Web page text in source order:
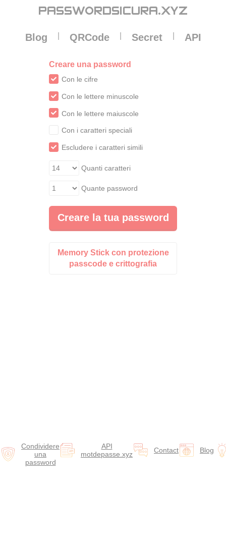
PASSWORDSICURA.XYZ
Blog QRCode Secret API
Creare una password
Con le cifre
Con le lettere minuscole
Con le lettere maiuscole
Con i caratteri speciali
Escludere i caratteri simili
Quanti caratteri
Quante password
Memory Stick con protezione
passcode e crittografia
Condividere
una
password
API
motdepasse.xyz
Contact Blog